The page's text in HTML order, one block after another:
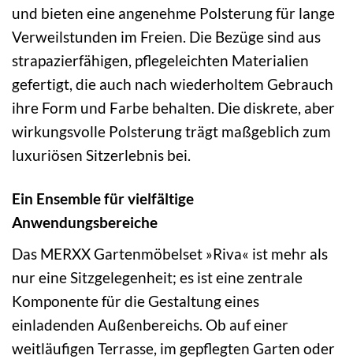
und bieten eine angenehme Polsterung für lange
Verweilstunden im Freien. Die Bezüge sind aus
strapazierfähigen, pflegeleichten Materialien
gefertigt, die auch nach wiederholtem Gebrauch
ihre Form und Farbe behalten. Die diskrete, aber
wirkungsvolle Polsterung trägt maßgeblich zum
luxuriösen Sitzerlebnis bei.
Ein Ensemble für vielfältige
Anwendungsbereiche
Das MERXX Gartenmöbelset »Riva« ist mehr als
nur eine Sitzgelegenheit; es ist eine zentrale
Komponente für die Gestaltung eines
einladenden Außenbereichs. Ob auf einer
weitläufigen Terrasse, im gepflegten Garten oder